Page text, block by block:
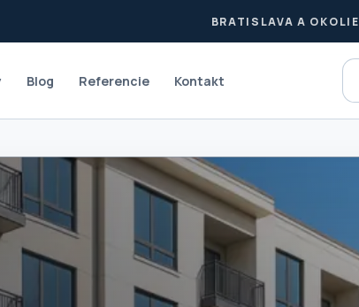
BRATISLAVA A OKOLIE
Blog Referencie Kontakt